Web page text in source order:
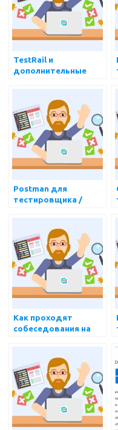
TestRail и
дополнительные
Postman для
тестировщика /
Как проходят
собеседования на
(QA)?